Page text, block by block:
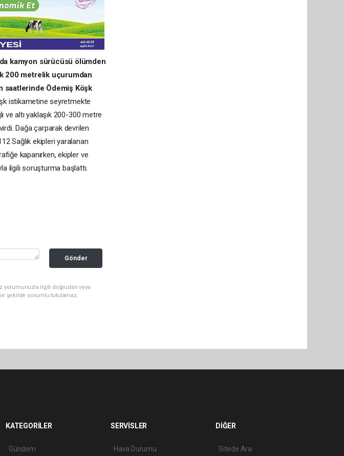
kamyon sürücüsü ölümden
200 metrelik uçurumdan
saatlerinde Ödemiş Köşk
istikametine seyretmekte
ve altı yaklaşık 200-300 metre
Dağa çarparak devrilen
Sağlık ekipleri yaralanan
kapanırken, ekipler ve
ilgili soruşturma başlattı.
Gönder
yorumunuzla ilgili doğrudan veya
şekilde sorumlu tutulamaz.
KATEGORİLER
Gündem
SERVİSLER
Hava Durumu
DİĞER
Sitede Ara